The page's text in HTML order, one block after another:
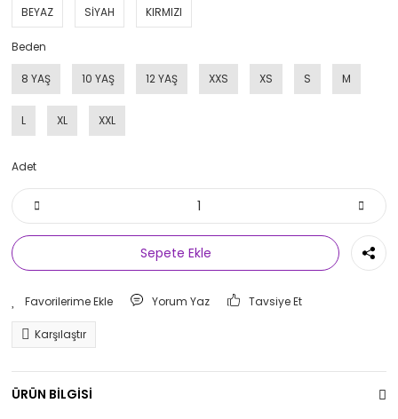
BEYAZ SİYAH KIRMIZI
Beden
8 YAŞ 10 YAŞ 12 YAŞ XXS XS S M
L XL XXL
Adet
Sepete Ekle
Yorum Yaz Tavsiye Et
Karşılaştır
ÜRÜN BİLGİSİ